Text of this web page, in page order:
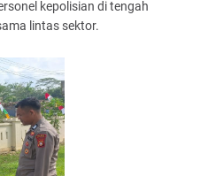
kepolisian di tengah
lintas sektor.